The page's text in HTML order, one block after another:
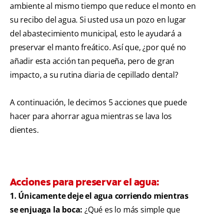
ambiente al mismo tiempo que reduce el monto en
su recibo del agua. Si usted usa un pozo en lugar
del abastecimiento municipal, esto le ayudará a
preservar el manto freático. Así que, ¿por qué no
añadir esta acción tan pequeña, pero de gran
impacto, a su rutina diaria de cepillado dental?
A continuación, le decimos 5 acciones que puede
hacer para ahorrar agua mientras se lava los
dientes.
Acciones para preservar el agua:
1. Únicamente deje el agua corriendo mientras
se enjuaga la boca: ¿Qué es lo más simple que